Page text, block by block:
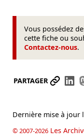
Vous possédez
cette fiche ou
Contactez-nous.
PARTAGER
Dernière mise à jour
© 2007-2026Les